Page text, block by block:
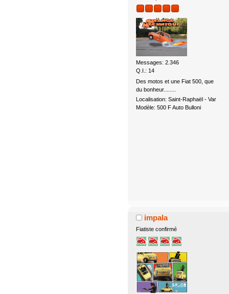
Messages: 2.346
Q.I.: 14
Des motos et une Fiat 500, que
du bonheur........
Localisation: Saint-Raphaël - Var
Modèle: 500 F Auto Bulloni
impala
Fiatiste confirmé